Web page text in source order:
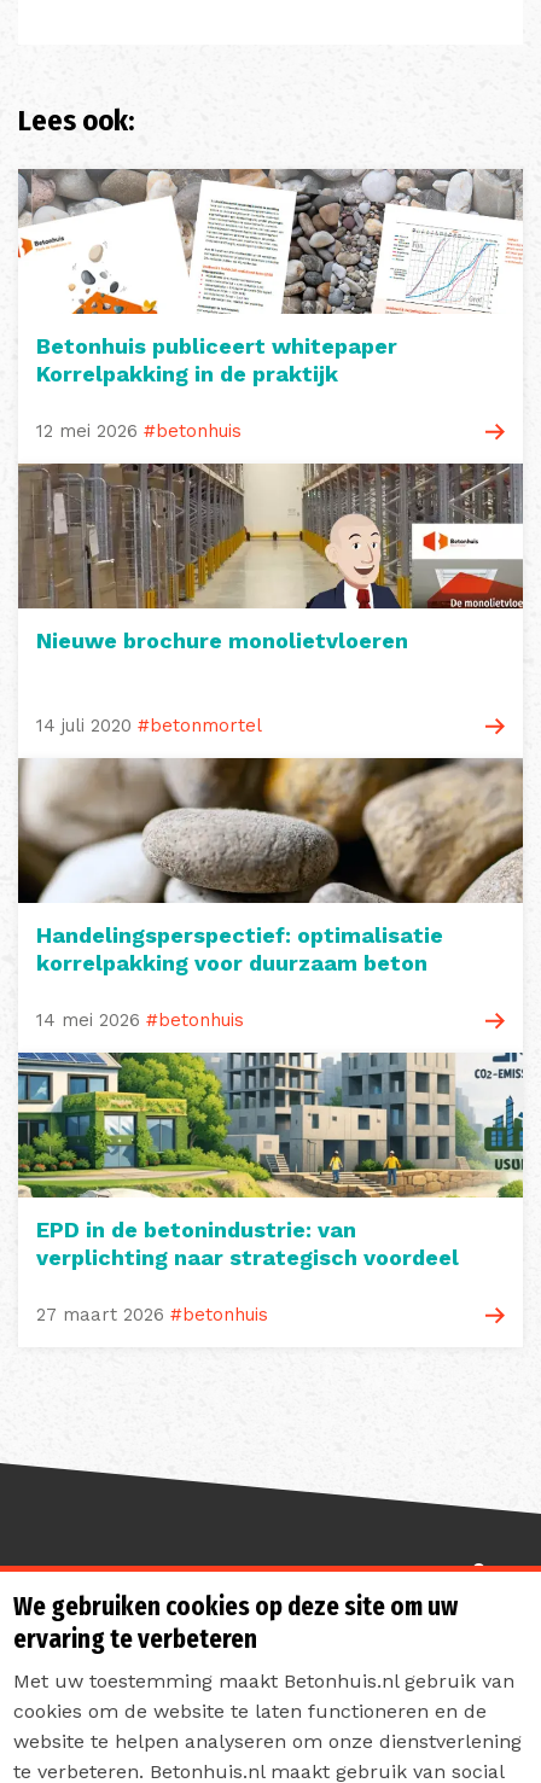
Lees ook:
Betonhuis publiceert whitepaper
Korrelpakking in de praktijk
12 mei 2026 #betonhuis
Nieuwe brochure monolietvloeren
14 juli 2020 #betonmortel
Handelingsperspectief: optimalisatie
korrelpakking voor duurzaam beton
14 mei 2026 #betonhuis
EPD in de betonindustrie: van
verplichting naar strategisch voordeel
27 maart 2026 #betonhuis
Sterk de toekomst in
We gebruiken cookies op deze site om uw
ervaring te verbeteren
Met uw toestemming maakt Betonhuis.nl gebruik van
cookies om de website te laten functioneren en de
website te helpen analyseren om onze dienstverlening
te verbeteren. Betonhuis.nl maakt gebruik van social